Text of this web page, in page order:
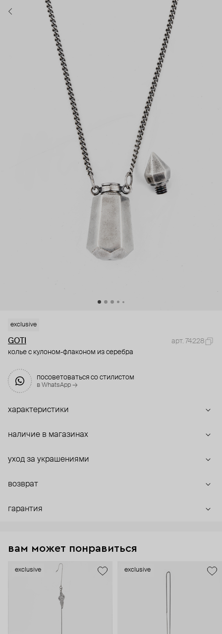
exclusive
GOTI
арт. 74228
колье с кулоном-флаконом из серебра
посоветоваться со стилистом
в WhatsApp →
характеристики
наличие в магазинах
уход за украшениями
возврат
гарантия
вам может понравиться
exclusive exclusive